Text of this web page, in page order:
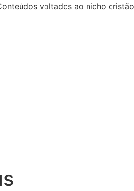
voltados ao nicho cristão